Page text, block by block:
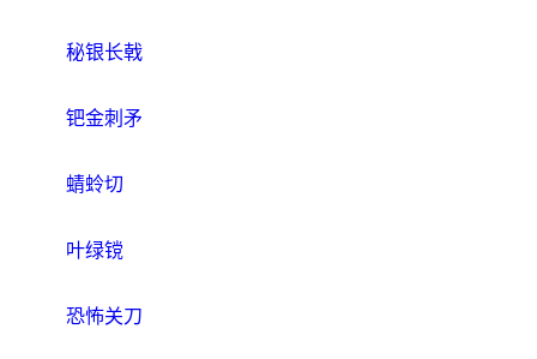
秘银长戟
钯金刺矛
蜻蛉切
叶绿镋
恐怖关刀